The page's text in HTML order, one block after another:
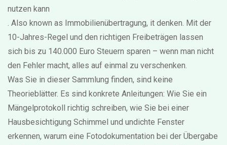
nutzen kann
. Also known as Immobilienübertragung, it denken. Mit der
10-Jahres-Regel und den richtigen Freibeträgen lassen
sich bis zu 140.000 Euro Steuern sparen – wenn man nicht
den Fehler macht, alles auf einmal zu verschenken.
Was Sie in dieser Sammlung finden, sind keine
Theorieblätter. Es sind konkrete Anleitungen: Wie Sie ein
Mängelprotokoll richtig schreiben, wie Sie bei einer
Hausbesichtigung Schimmel und undichte Fenster
erkennen, warum eine Fotodokumentation bei der Übergabe